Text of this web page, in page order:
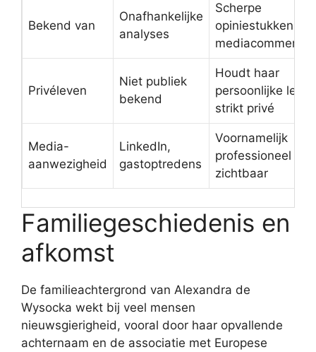
Bekend van
Onafhankelijke
analyses
Scherpe
opiniestukken en
Privéleven
Niet publiek
bekend
Houdt haar
persoonlijke leven
strikt privé
Media-
aanwezigheid
LinkedIn,
gastoptredens
Voornamelijk
professioneel
zichtbaar
Familiegeschiedenis en
afkomst
De familieachtergrond van Alexandra de
Wysocka wekt bij veel mensen
nieuwsgierigheid, vooral door haar opvallende
achternaam en de associatie met Europese